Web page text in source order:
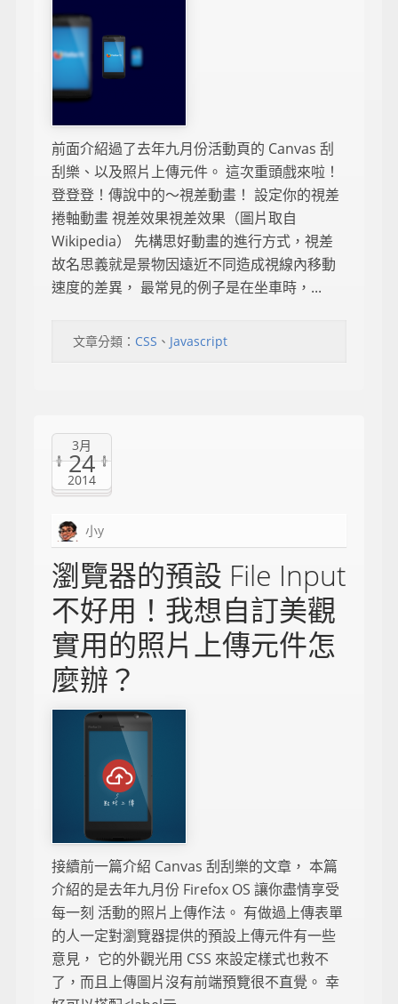
前面介紹過了去年九月份活動頁的 Canvas 刮
刮樂、以及照片上傳元件。 這次重頭戲來啦！
登登登！傳說中的～視差動畫！ 設定你的視差
捲軸動畫 視差效果視差效果（圖片取自
Wikipedia） 先構思好動畫的進行方式，視差
故名思義就是景物因遠近不同造成視線內移動
速度的差異， 最常見的例子是在坐車時，...
文章分類： CSS 、 Javascript
3月
24
2014
小y
瀏覽器的預設 File Input
不好用！我想自訂美觀
實用的照片上傳元件怎
麼辦？
接續前一篇介紹 Canvas 刮刮樂的文章， 本篇
介紹的是去年九月份 Firefox OS 讓你盡情享受
每一刻 活動的照片上傳作法。 有做過上傳表單
的人一定對瀏覽器提供的預設上傳元件有一些
意見， 它的外觀光用 CSS 來設定樣式也救不
了，而且上傳圖片沒有前端預覽很不直覺。 幸